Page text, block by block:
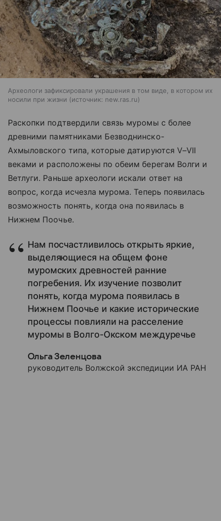
Археологи зафиксировали украшения в том виде, в котором их
носили при жизни
источник: new.ras.ru
Раскопки подтвердили связь муромы с более
древними памятниками Безводнинско-
Ахмыловского типа, которые датируются V–VII
веками и расположены по обеим берегам Волги и
Ветлуги. Раньше археологи искали ответ на
вопрос, когда исчезла мурома. Теперь появилась
возможность понять, когда она появилась в
Нижнем Поочье.
Нам посчастливилось открыть яркие,
выделяющиеся на общем фоне
муромских древностей ранние
погребения. Их изучение позволит
понять, когда мурома появилась в
Нижнем Поочье и какие исторические
процессы повлияли на расселение
муромы в Волго-Окском междуречье
Ольга Зеленцова
руководитель Волжской экспедиции ИА РАН